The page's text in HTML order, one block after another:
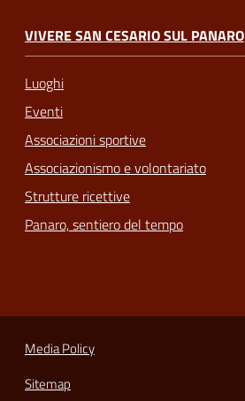
VIVERE SAN CESARIO SUL PANARO
Luoghi
Eventi
Associazioni sportive
Associazionismo e volontariato
Strutture ricettive
Panaro, sentiero del tempo
Media Policy
Sitemap